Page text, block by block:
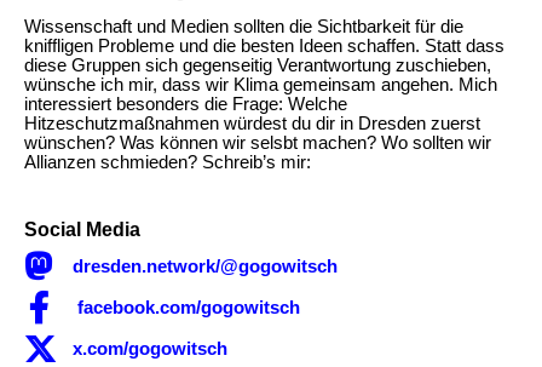
Wissenschaft und Medien sollten die Sichtbarkeit für die
kniffligen Probleme und die besten Ideen schaffen. Statt dass
diese Gruppen sich gegenseitig Verantwortung zuschieben,
wünsche ich mir, dass wir Klima gemeinsam angehen. Mich
interessiert besonders die Frage: Welche
Hitzeschutzmaßnahmen würdest du dir in Dresden zuerst
wünschen? Was können wir selsbt machen? Wo sollten wir
Allianzen schmieden? Schreib’s mir:
Social Media
 dresden.network/@gogowitsch
 facebook.com/gogowitsch
 x.com/gogowitsch